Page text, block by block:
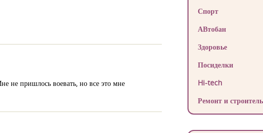
не пришлось воевать, но все это мне
Спорт
АВтобан
Здоровье
Посиделки
Hi-tech
Ремонт и